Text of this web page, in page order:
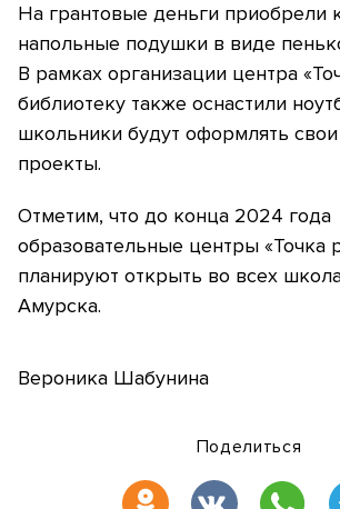
На грантовые деньги приобрели
напольные подушки в виде
В рамках организации центра
библиотеку также оснастили
школьники будут оформлять
проекты.
Отметим, что до конца 2024 года
образовательные центры «Точка
планируют открыть во всех
Амурска.
Вероника Шабунина
Поделиться